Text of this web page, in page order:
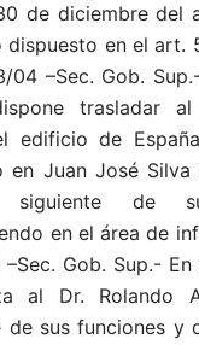
de diciembre del
en el art.
04 –Sec. Gob.
trasladar al
edificio de
en Juan José
de su
en el área de
Gob. Sup.-
al Dr. Rolando
de sus funciones y